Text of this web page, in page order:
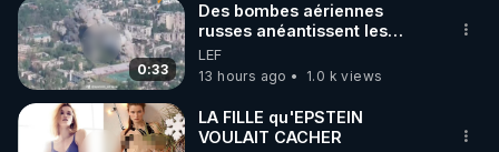
0:33
Des bombes aériennes
russes anéantissent les
centres de contrôle de
drones de 3 brigades
ukrainienne
LEF
13 hours ago
1.0 k views
LA FILLE qu'EPSTEIN
VOULAIT CACHER